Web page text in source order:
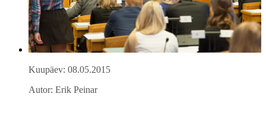
Kuupäev: 08.05.2015
Autor: Erik Peinar